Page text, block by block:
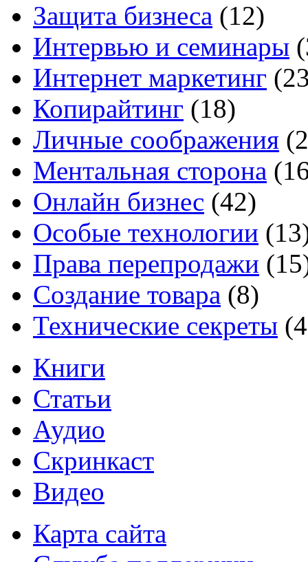
Защита бизнеса (12)
Интервью и семинары
Интернет маркетинг
Копирайтинг (18)
Личные соображения
Ментальная сторона
Онлайн бизнес (42)
Особые технологии
Права перепродажи
Создание товара (8)
Технические секреты
Книги
Статьи
Аудио
Скринкаст
Видео
Карта сайта